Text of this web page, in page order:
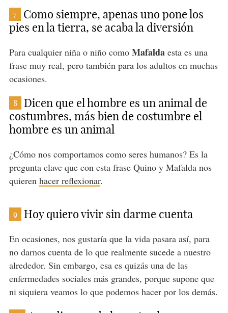
7
Como siempre, apenas uno pone los
pies en la tierra, se acaba la diversión
Para cualquier niña o niño como Mafaldaesta es una
frase muy real, pero también para los adultos en muchas
ocasiones.
8
Dicen que el hombre es un animal de
costumbres, más bien de costumbre el
hombre es un animal
¿Cómo nos comportamos como seres humanos? Es la
pregunta clave que con esta frase Quino y Mafalda nos
quieren hacer reflexionar.
9 Hoy quiero vivir sin darme cuenta
En ocasiones, nos gustaría que la vida pasara así, para
no darnos cuenta de lo que realmente sucede a nuestro
alrededor. Sin embargo, esa es quizás una de las
enfermedades sociales más grandes, porque supone que
ni siquiera veamos lo que podemos hacer por los demás.